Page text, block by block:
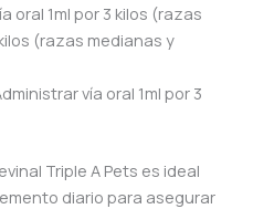
oral 1ml por 3 kilos (razas
(razas medianas y
vía oral 1ml por 3
Triple A Pets es ideal
diario para asegurar